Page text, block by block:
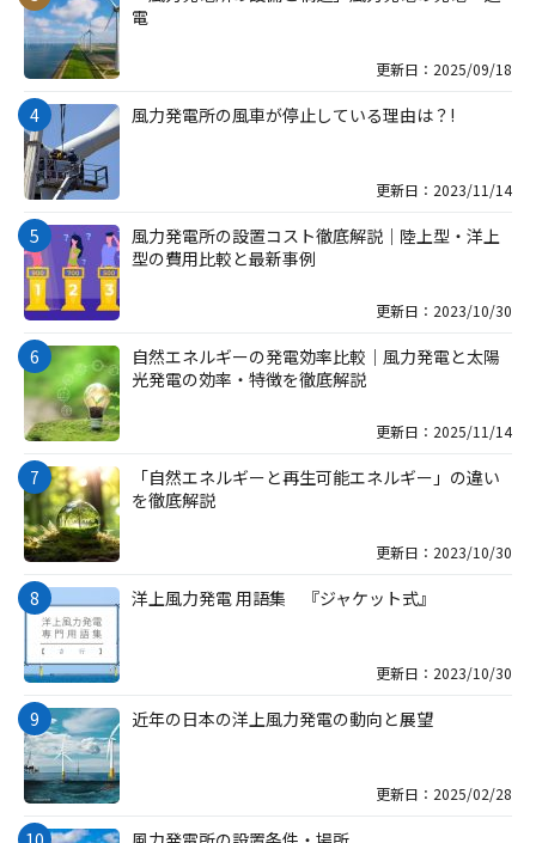
電
更新日：2025/09/18
風力発電所の風車が停止している理由は？!
更新日：2023/11/14
風力発電所の設置コスト徹底解説｜陸上型・洋上
型の費用比較と最新事例
更新日：2023/10/30
自然エネルギーの発電効率比較｜風力発電と太陽
光発電の効率・特徴を徹底解説
更新日：2025/11/14
「自然エネルギーと再生可能エネルギー」の違い
を徹底解説
更新日：2023/10/30
洋上風力発電 用語集 『ジャケット式』
更新日：2023/10/30
近年の日本の洋上風力発電の動向と展望
更新日：2025/02/28